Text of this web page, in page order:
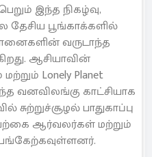
இந்த நிகழ்வு,
தேசிய பூங்காக்களில்
வருடாந்த
ஆசியாவின்
Lonely Planet
வனவிலங்கு காட்சியாக
பாதுகாப்பு
ஆர்வலர்கள் மற்றும்